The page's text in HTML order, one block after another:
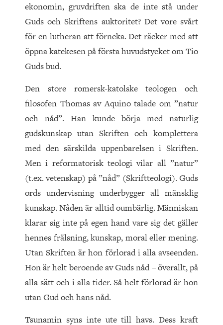
ekonomin, gruvdriften ska de inte stå under
Guds och Skriftens auktoritet? Det vore svårt
för en lutheran att förneka. Det räcker med att
öppna katekesen på första huvudstycket om Tio
Guds bud.
Den store romersk-katolske teologen och
filosofen Thomas av Aquino talade om ”natur
och nåd”. Han kunde börja med naturlig
gudskunskap utan Skriften och komplettera
med den särskilda uppenbarelsen i Skriften.
Men i reformatorisk teologi vilar all ”natur”
(t.ex. vetenskap) på ”nåd” (Skriftteologi). Guds
ords undervisning underbygger all mänsklig
kunskap. Nåden är alltid oumbärlig. Människan
klarar sig inte på egen hand vare sig det gäller
hennes frälsning, kunskap, moral eller mening.
Utan Skriften är hon förlorad i alla avseenden.
Hon är helt beroende av Guds nåd – överallt, på
alla sätt och i alla tider. Så helt förlorad är hon
utan Gud och hans nåd.
Tsunamin syns inte ute till havs. Dess kraft